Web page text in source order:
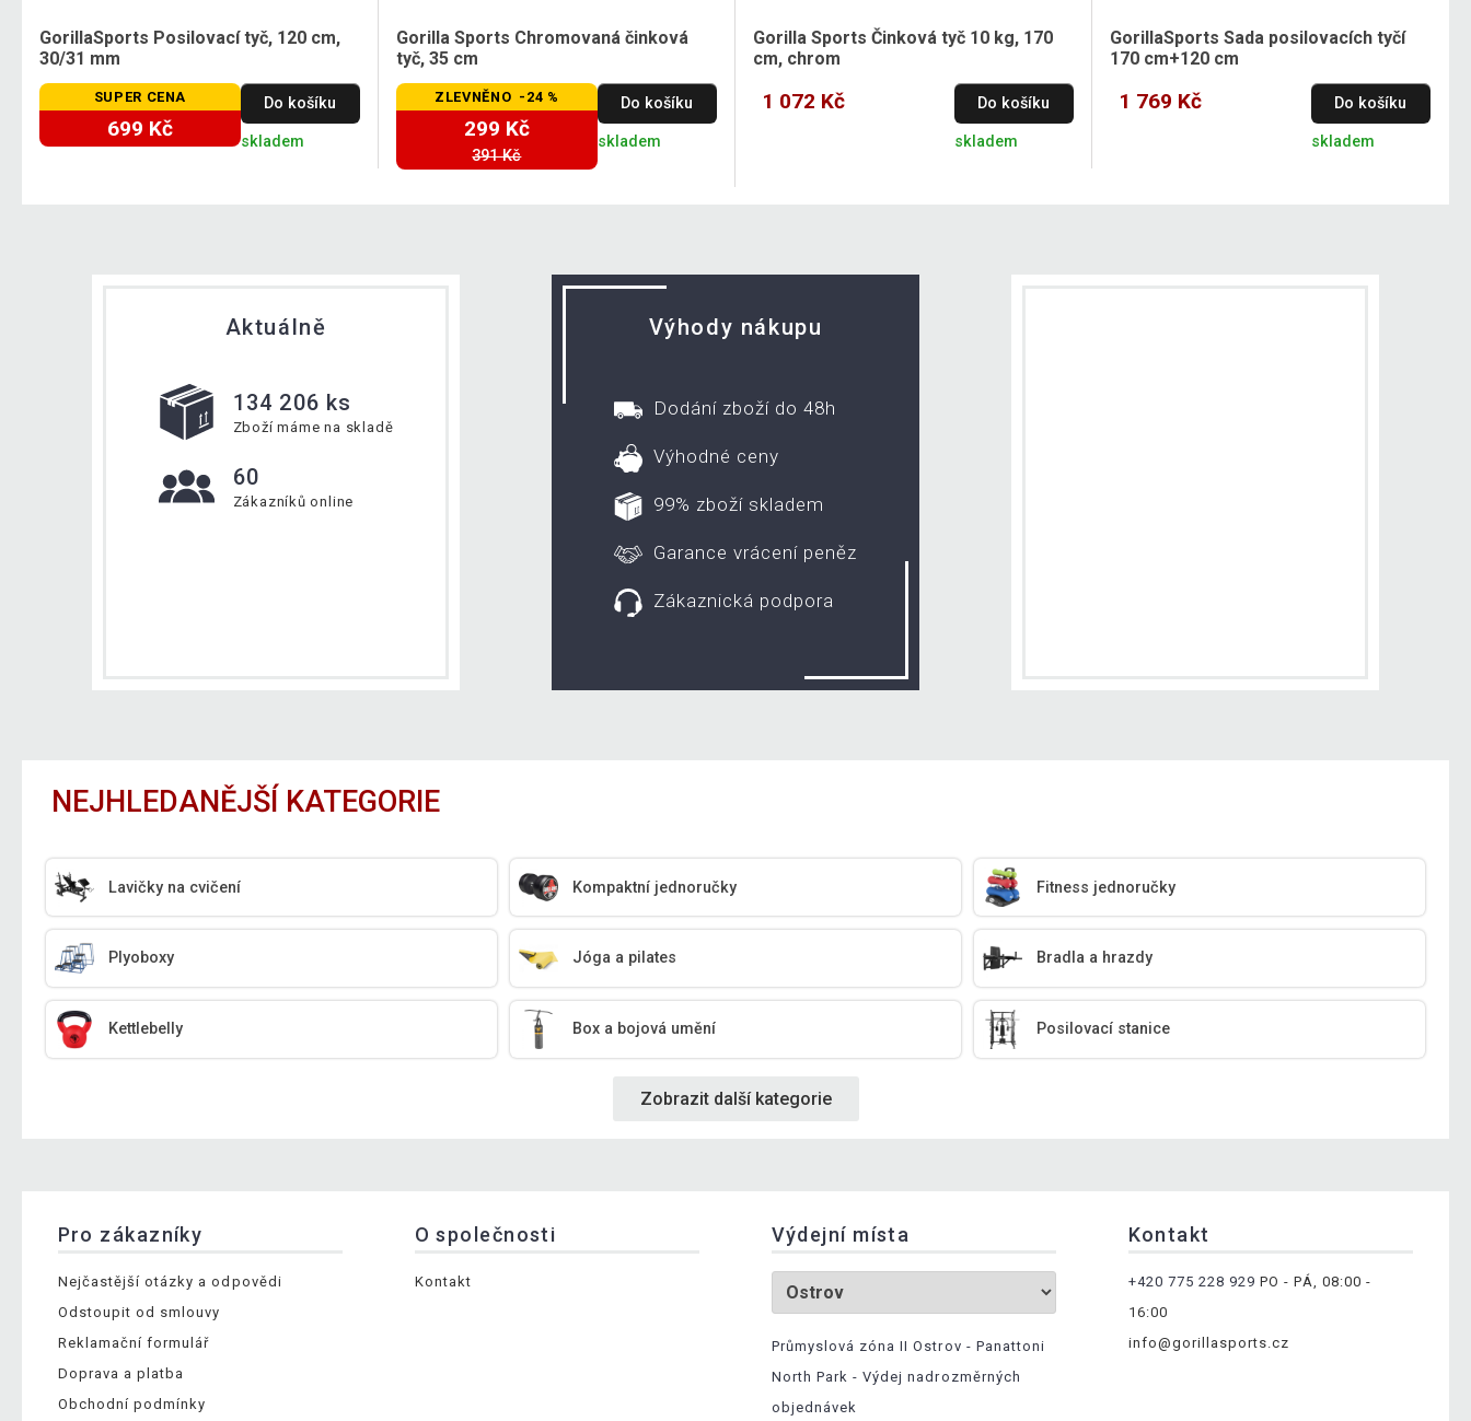
GorillaSports Posilovací tyč, 120 cm,
30/31 mm
SUPER CENA
699 Kč
Do košíku
skladem
Gorilla Sports Chromovaná činková
tyč, 35 cm
ZLEVNĚNO -24 %
299 Kč
391 Kč
Do košíku
skladem
Gorilla Sports Činková tyč 10 kg, 170
cm, chrom
1 072 Kč Do košíku
skladem
GorillaSports Sada posilovacích tyčí
170 cm+120 cm
1 769 Kč Do košíku
skladem
Aktuálně
134 206 ks
Zboží máme na skladě
60
Zákazníků online
Výhody nákupu
Dodání zboží do 48h
Výhodné ceny
99% zboží skladem
Garance vrácení peněz
Zákaznická podpora
NEJHLEDANĚJŠÍ KATEGORIE
Lavičky na cvičení Kompaktní jednoručky Fitness jednoručky
Plyoboxy Jóga a pilates Bradla a hrazdy
Kettlebelly Box a bojová umění Posilovací stanice
Zobrazit další kategorie
Pro zákazníky
Nejčastější otázky a odpovědi
Odstoupit od smlouvy
Reklamační formulář
Doprava a platba
Obchodní podmínky
O společnosti
Kontakt
Výdejní místa
Průmyslová zóna II Ostrov - Panattoni
North Park - Výdej nadrozměrných
objednávek
Kontakt
+420 775 228 929 PO - PÁ, 08:00 -
16:00
info@gorillasports.cz